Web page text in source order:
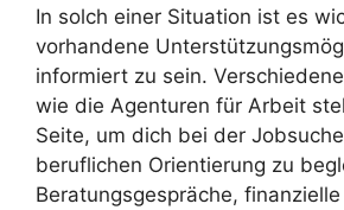
In solch einer Situation ist es
vorhandene
informiert zu sein.
wie die Agenturen für Arbeit
Seite, um dich bei der
beruflichen Orientierung zu
Beratungsgespräche,